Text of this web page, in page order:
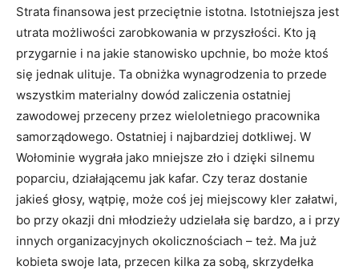
Strata finansowa jest przeciętnie istotna. Istotniejsza jest
utrata możliwości zarobkowania w przyszłości. Kto ją
przygarnie i na jakie stanowisko upchnie, bo może ktoś
się jednak ulituje. Ta obniżka wynagrodzenia to przede
wszystkim materialny dowód zaliczenia ostatniej
zawodowej przeceny przez wieloletniego pracownika
samorządowego. Ostatniej i najbardziej dotkliwej. W
Wołominie wygrała jako mniejsze zło i dzięki silnemu
poparciu, działającemu jak kafar. Czy teraz dostanie
jakieś głosy, wątpię, może coś jej miejscowy kler załatwi,
bo przy okazji dni młodzieży udzielała się bardzo, a i przy
innych organizacyjnych okolicznościach – też. Ma już
kobieta swoje lata, przecen kilka za sobą, skrzydełka